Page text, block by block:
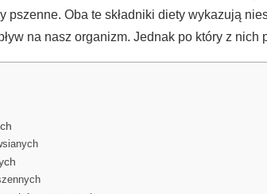
pszenne. Oba te składniki diety wykazują
na nasz organizm. Jednak po który z